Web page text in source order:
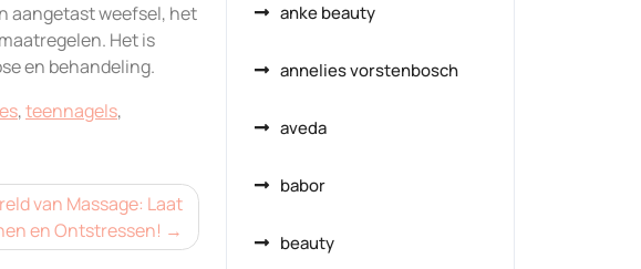
aangetast weefsel, het
Het is
en behandeling.
,teennagels,
van Massage: Laat
en Ontstressen!
anke beauty
annelies vorstenbosch
aveda
babor
beauty